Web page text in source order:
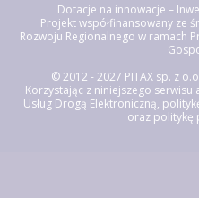
Dotacje na innowacje –
Projekt współfinansowany ze
Rozwoju Regionalnego w ramach
© 2012 - 2027 PITAX sp. z
Korzystając z niniejszego serwisu
Usług Drogą Elektroniczną,
oraz politykę